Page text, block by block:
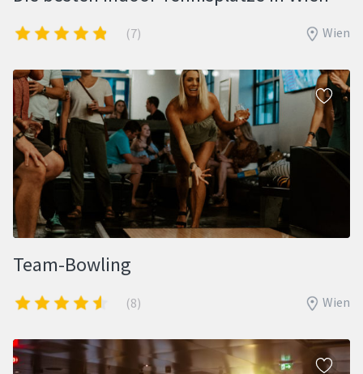
(7) Wien
Team-Bowling
(8) Wien